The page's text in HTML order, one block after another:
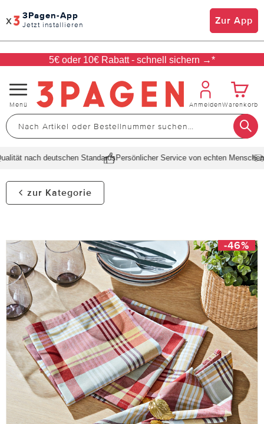
x 3Pagen-App
Jetzt installieren Zur App
5€ oder 10€ Rabatt - schnell sichern →*
Navigation
umschalten
Menü AnmeldenWarenkorb
nach deutschen StandardsPersönlicher Service von echten Menschen
zur Kategorie
-46%